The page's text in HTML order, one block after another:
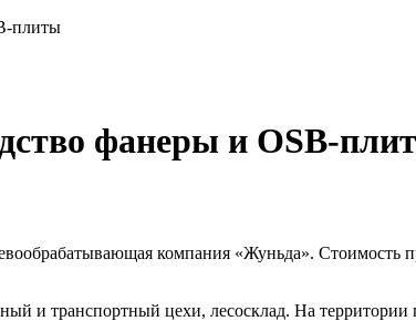
плиты
фанеры и OSB-
компания «Жуньда». Стоимость
и транспортный цехи, лесосклад. На